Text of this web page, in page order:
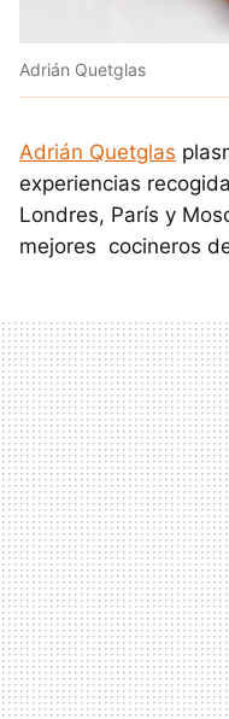
Adrián Quetglas
Adrián Quetglas
experiencias
Londres, París y
mejores cocineros